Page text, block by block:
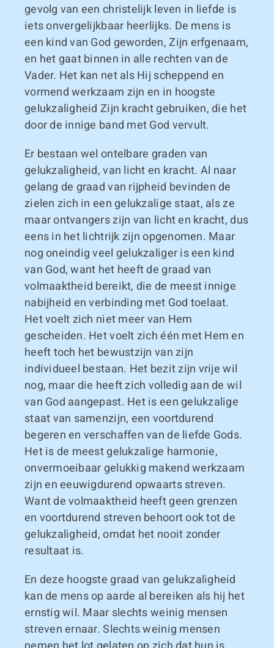
gevolg van een christelijk leven in liefde is
iets onvergelijkbaar heerlijks. De mens is
een kind van God geworden, Zijn erfgenaam,
en het gaat binnen in alle rechten van de
Vader. Het kan net als Hij scheppend en
vormend werkzaam zijn en in hoogste
gelukzaligheid Zijn kracht gebruiken, die het
door de innige band met God vervult.
Er bestaan wel ontelbare graden van
gelukzaligheid, van licht en kracht. Al naar
gelang de graad van rijpheid bevinden de
zielen zich in een gelukzalige staat, als ze
maar ontvangers zijn van licht en kracht, dus
eens in het lichtrijk zijn opgenomen. Maar
nog oneindig veel gelukzaliger is een kind
van God, want het heeft de graad van
volmaaktheid bereikt, die de meest innige
nabijheid en verbinding met God toelaat.
Het voelt zich niet meer van Hem
gescheiden. Het voelt zich één met Hem en
heeft toch het bewustzijn van zijn
individueel bestaan. Het bezit zijn vrije wil
nog, maar die heeft zich volledig aan de wil
van God aangepast. Het is een gelukzalige
staat van samenzijn, een voortdurend
begeren en verschaffen van de liefde Gods.
Het is de meest gelukzalige harmonie,
onvermoeibaar gelukkig makend werkzaam
zijn en eeuwigdurend opwaarts streven.
Want de volmaaktheid heeft geen grenzen
en voortdurend streven behoort ook tot de
gelukzaligheid, omdat het nooit zonder
resultaat is.
En deze hoogste graad van gelukzaligheid
kan de mens op aarde al bereiken als hij het
ernstig wil. Maar slechts weinig mensen
streven ernaar. Slechts weinig mensen